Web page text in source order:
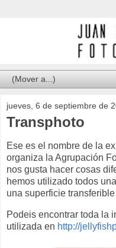
jueves, 6 de septiembre de
Transphoto
Ese es el nombre de la
organiza la Agrupación
nos gusta hacer cosas
hemos utilizado todos
una superficie
Podeis encontrar toda la
utilizada en http://